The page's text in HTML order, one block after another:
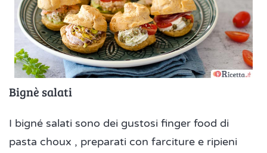
Bignè salati
I bigné salati sono dei gustosi finger food di
pasta choux , preparati con farciture e ripieni